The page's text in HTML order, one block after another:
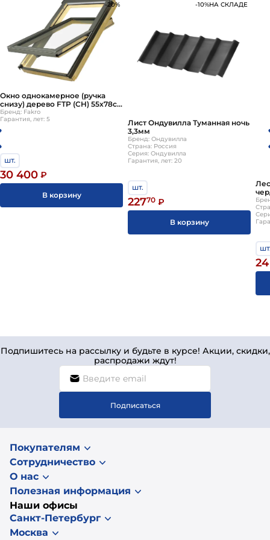
-20%
Окно однокамерное (ручка
снизу) дерево FTP (CH) 55х78см
Fakro
Бренд: Fakro
Гарантия, лет: 5
шт.
30 400 ₽
В корзину
-10%НА СКЛАДЕ
Лист Ондувилла Туманная ночь
3,3мм
Бренд: Ондувилла
Страна: Россия
Серия: Ондувилла
Гарантия, лет: 20
шт.
22770 ₽
В корзину
Подпишитесь на рассылку и будьте в курсе! Акции, скидки,
распродажи ждут!
Подписаться
Покупателям
Сотрудничество
О нас
Полезная информация
Наши офисы
Санкт-Петербург
Москва